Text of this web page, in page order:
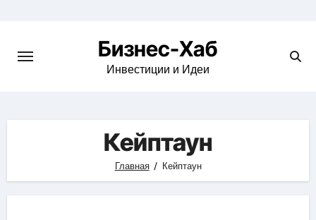
content
Бизнес-Хаб
Инвестиции и Идеи
Кейптаун
Главная Кейптаун